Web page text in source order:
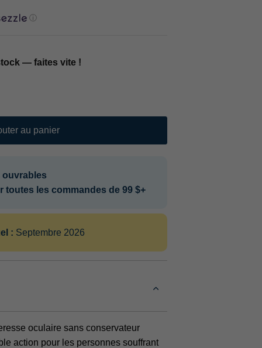
ⓘ
— faites vite !
au panier
ouvrables
toutes les commandes de 99 $+
: Septembre 2026
oculaire sans conservateur
action pour les personnes souffrant